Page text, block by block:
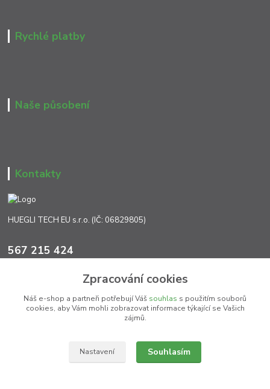
Rychlé platby
Naše působení
Kontakty
HUEGLI TECH EU s.r.o. (IČ: 06829805)
567 215 424
Zpracování cookies
Náš e-shop a partneři potřebují Váš souhlas s použitím souborů
cookies, aby Vám mohli zobrazovat informace týkající se Vašich
zájmů.
Nastavení Souhlasím